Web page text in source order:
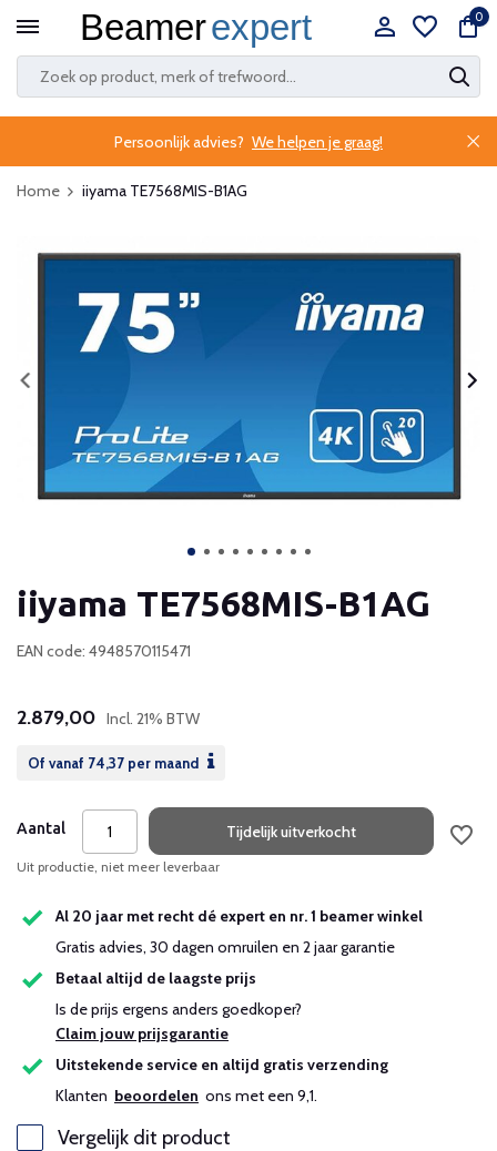
0
Persoonlijk advies? We helpen je graag!
Home iiyama TE7568MIS-B1AG
iiyama TE7568MIS-B1AG
EAN code: 4948570115471
2.879,00 Incl. 21% BTW
Of vanaf 74,37 per maand
Aantal Tijdelijk uitverkocht
Uit productie, niet meer leverbaar
Al 20 jaar met recht dé expert en nr. 1 beamer winkel
Gratis advies, 30 dagen omruilen en 2 jaar garantie
Betaal altijd de laagste prijs
Is de prijs ergens anders goedkoper?
Claim jouw prijsgarantie
Uitstekende service en altijd gratis verzending
Klanten beoordelen ons met een 9,1.
Vergelijk dit product